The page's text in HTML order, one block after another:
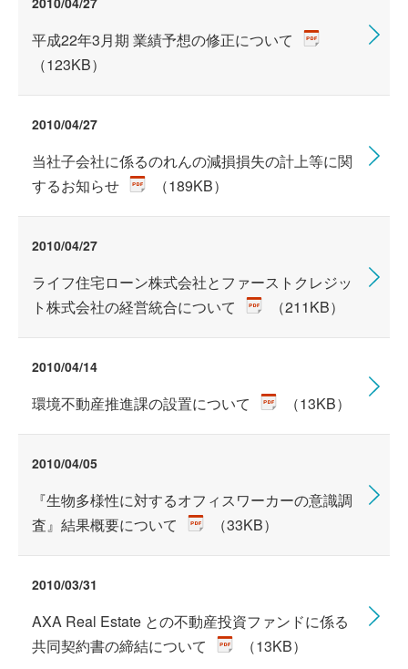
平成22年3月期 業績予想の修正について
（123KB）
2010/04/27
当社子会社に係るのれんの減損損失の計上等に関
するお知らせ
（189KB）
2010/04/27
ライフ住宅ローン株式会社とファーストクレジッ
ト株式会社の経営統合について
（211KB）
2010/04/14
環境不動産推進課の設置について （13KB）
2010/04/05
『生物多様性に対するオフィスワーカーの意識調
査』結果概要について
（33KB）
2010/03/31
AXA Real Estate との不動産投資ファンドに係る
共同契約書の締結について
（13KB）